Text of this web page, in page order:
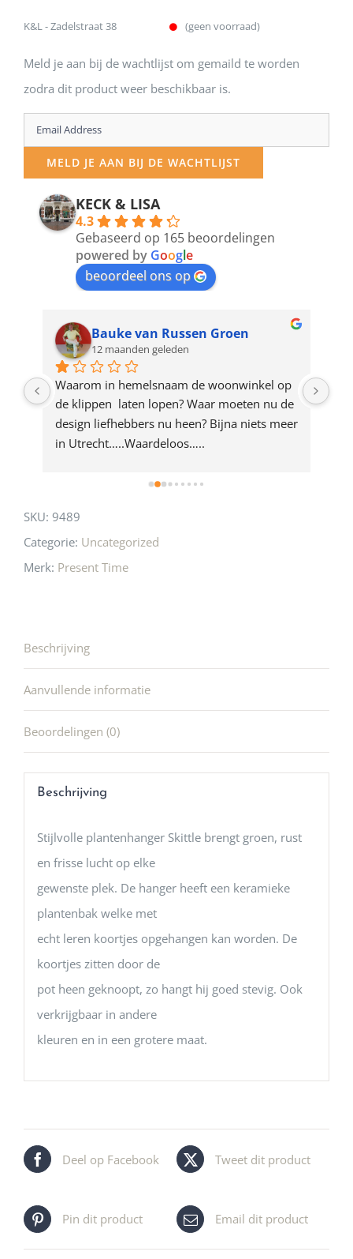
K&L - Zadelstraat 38 (geen voorraad)
Meld je aan bij de wachtlijst om gemaild te worden
zodra dit product weer beschikbaar is.
Enter
your
email
address
product
MELD JE AAN BIJ DE WACHTLIJST
KECK & LISA
4.3
Gebaseerd op 165 beoordelingen
powered by Google
beoordeel ons op
Bauke van Russen Groen
12 maanden geleden
Waarom in hemelsnaam de woonwinkel op
de klippen  laten lopen? Waar moeten nu de
design liefhebbers nu heen? Bijna niets meer
in Utrecht…..Waardeloos…..
SKU: 9489
Categorie: Uncategorized
Merk: Present Time
Beschrijving
Aanvullende informatie
Beoordelingen (0)
Beschrijving
Stijlvolle plantenhanger Skittle brengt groen, rust
en frisse lucht op elke
gewenste plek. De hanger heeft een keramieke
plantenbak welke met
echt leren koortjes opgehangen kan worden. De
koortjes zitten door de
pot heen geknoopt, zo hangt hij goed stevig. Ook
verkrijgbaar in andere
kleuren en in een grotere maat.
Deel op Facebook Tweet dit product
Pin dit product Email dit product